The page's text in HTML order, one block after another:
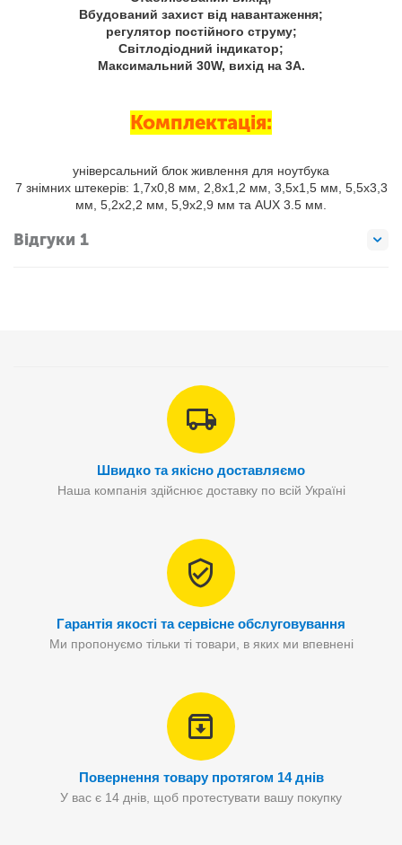
Вбудований захист від навантаження;
регулятор постійного струму;
Світлодіодний індикатор;
Максимальний 30W, вихід на 3A.
Комплектація:
універсальний блок живлення для ноутбука
7 знімних штекерів: 1,7х0,8 мм, 2,8х1,2 мм, 3,5х1,5 мм, 5,5х3,3
мм, 5,2х2,2 мм, 5,9х2,9 мм та AUX 3.5 мм.
Відгуки 1
Швидко та якісно доставляємо
Наша компанія здійснює доставку по всій Україні
Гарантія якості та сервісне обслуговування
Ми пропонуємо тільки ті товари, в яких ми впевнені
Повернення товару протягом 14 днів
У вас є 14 днів, щоб протестувати вашу покупку